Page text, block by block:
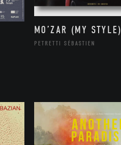
MO’ZAR (MY STYLE)
PETRETTI SÉBASTIEN